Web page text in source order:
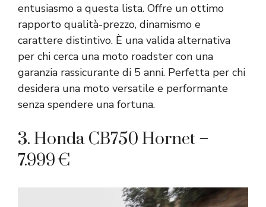
entusiasmo a questa lista. Offre un ottimo
rapporto qualità-prezzo, dinamismo e
carattere distintivo. È una valida alternativa
per chi cerca una moto roadster con una
garanzia rassicurante di 5 anni. Perfetta per chi
desidera una moto versatile e performante
senza spendere una fortuna.
3. Honda CB750 Hornet –
7.999 €